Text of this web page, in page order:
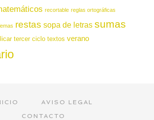
recortable reglas ortográficas
restas sopa de letras sumas
tercer ciclo textos verano
AVISO LEGAL
CONTACTO